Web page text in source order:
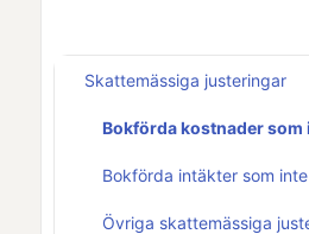
Skattemässiga justeringar
Bokförda kostnader som
Bokförda intäkter som
Övriga skattemässiga